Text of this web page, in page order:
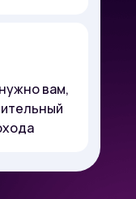
вам,